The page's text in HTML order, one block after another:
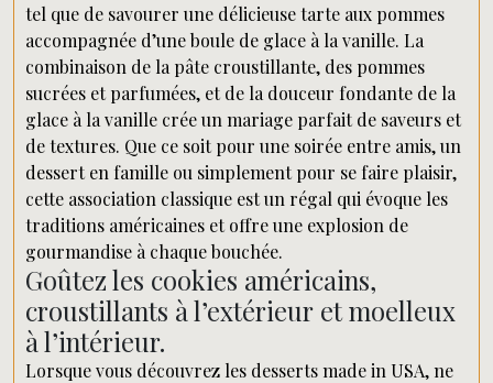
tel que de savourer une délicieuse tarte aux pommes
accompagnée d’une boule de glace à la vanille. La
combinaison de la pâte croustillante, des pommes
sucrées et parfumées, et de la douceur fondante de la
glace à la vanille crée un mariage parfait de saveurs et
de textures. Que ce soit pour une soirée entre amis, un
dessert en famille ou simplement pour se faire plaisir,
cette association classique est un régal qui évoque les
traditions américaines et offre une explosion de
gourmandise à chaque bouchée.
Goûtez les cookies américains,
croustillants à l’extérieur et moelleux
à l’intérieur.
Lorsque vous découvrez les desserts made in USA, ne